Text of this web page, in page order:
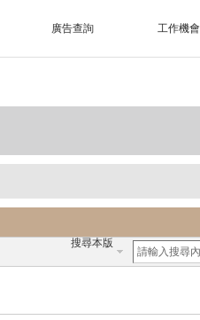
廣告查詢 工作機會
搜尋本版